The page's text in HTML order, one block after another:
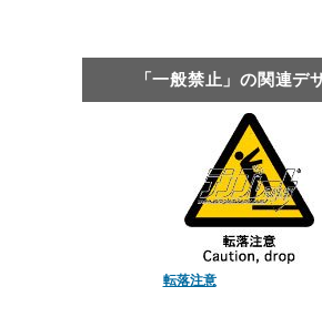
「一般禁止」の関連デ
転落注意